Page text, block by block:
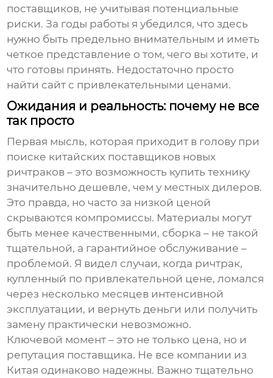
поставщиков, не учитывая потенциальные
риски. За годы работы я убедился, что здесь
нужно быть предельно внимательным и иметь
четкое представление о том, чего вы хотите, и
что готовы принять. Недостаточно просто
найти сайт с привлекательными ценами.
Ожидания и реальность: почему не все
так просто
Первая мысль, которая приходит в голову при
поиске китайских поставщиков новых
ричтраков – это возможность купить технику
значительно дешевле, чем у местных дилеров.
Это правда, но часто за низкой ценой
скрываются компромиссы. Материалы могут
быть менее качественными, сборка – не такой
тщательной, а гарантийное обслуживание –
проблемой. Я видел случаи, когда ричтрак,
купленный по привлекательной цене, ломался
через несколько месяцев интенсивной
эксплуатации, и вернуть деньги или получить
замену практически невозможно.
Ключевой момент – это не только цена, но и
репутация поставщика. Не все компании из
Китая одинаково надежны. Важно тщательно